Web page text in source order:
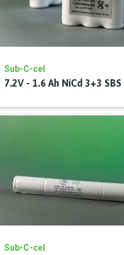
Sub-C-cel
7.2V - 1.6 Ah NiCd 3+3 SBS
Sub-C-cel